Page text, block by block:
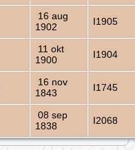
16 aug
1902
I1905
11 okt
1900
I1904
16 nov
1843
I1745
08 sep
1838
I2068